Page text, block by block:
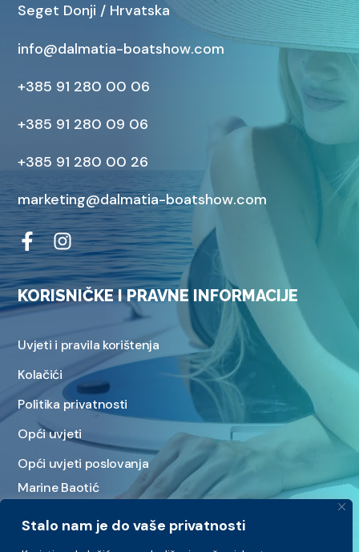
Stalo nam je do vaše privatnosti
Seget Donji / Hrvatska
info@dalmatia-boatshow.com
+385 91 280 00 06
+385 91 280 09 06
+385 91 280 00 26
marketing@dalmatia-boatshow.com
KORISNIČKE I PRAVNE INFORMACIJE
Uvjeti i pravila korištenja
Kolačići
Politika privatnosti
Opći uvjeti
Opći uvjeti poslovanja
Marine Baotić